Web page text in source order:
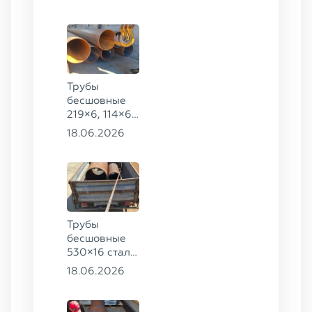
Трубы
бесшовные
219×6, 114×6,
57×6 ГОСТ
18.06.2026
Трубы
бесшовные
530×16 сталь
13ХФА,
18.06.2026